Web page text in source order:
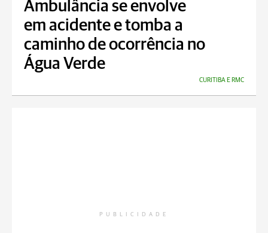
Ambulância se envolve
em acidente e tomba a
caminho de ocorrência no
Água Verde
CURITIBA E RMC
PUBLICIDADE